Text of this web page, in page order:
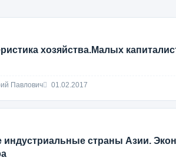
хозяйства.Малых
Павлович 01.02.2017
индустриальные страны Азии.